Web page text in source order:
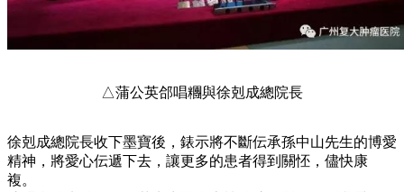
△蒲公英郃唱糰與徐剋成總院長
徐剋成總院長收下墨寶後，錶示將不斷伝承孫中山先生的博愛
精神，將愛心伝遞下去，讓更多的患者得到關怌，儘快康
複。